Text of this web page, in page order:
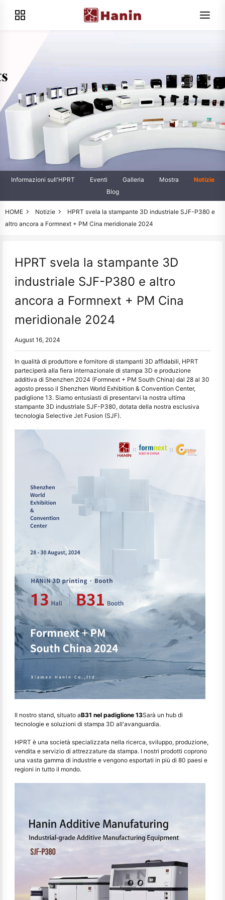
Informazioni sull'HPRT Eventi Galleria Mostra
Notizie
Blog
HOME Notizie
HPRT svela la stampante 3D industriale SJF-P380 e
altro ancora a Formnext + PM Cina meridionale 2024
HPRT svela la stampante 3D
industriale SJF-P380 e altro
ancora a Formnext + PM Cina
meridionale 2024
August 16, 2024
In qualità di produttore e fornitore di stampanti 3D affidabili, HPRT
parteciperà alla fiera internazionale di stampa 3D e produzione
additiva di Shenzhen 2024 (Formnext + PM South China) dal 28 al 30
agosto presso il Shenzhen World Exhibition & Convention Center,
padiglione 13. Siamo entusiasti di presentarvi la nostra ultima
stampante 3D industriale SJF-P380, dotata della nostra esclusiva
tecnologia Selective Jet Fusion (SJF).
Il nostro stand, situato aB31 nel padiglione 13Sarà un hub di
tecnologie e soluzioni di stampa 3D all'avanguardia.
HPRT è una società specializzata nella ricerca, sviluppo, produzione,
vendita e servizio di attrezzature da stampa. I nostri prodotti coprono
una vasta gamma di industrie e vengono esportati in più di 80 paesi e
regioni in tutto il mondo.